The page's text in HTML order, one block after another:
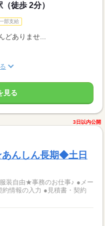
徒歩 2分）
部支給
どありませ...
見る
3日以内公開
んしん長期◆土日
装自由★事務のお仕事♪ ●メー
情報の入力 ●見積書・契約